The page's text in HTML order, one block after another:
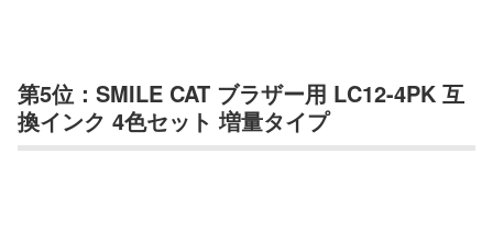
第5位：SMILE CAT ブラザー用 LC12-4PK 互
換インク 4色セット 増量タイプ